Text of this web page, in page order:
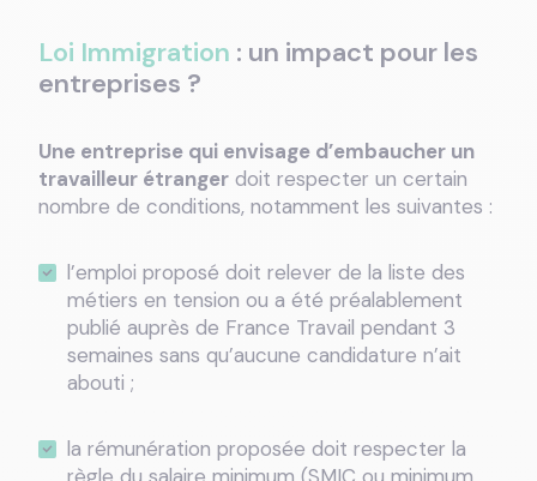
Loi Immigration : un impact pour les
entreprises ?
Une entreprise qui envisage d’embaucher un
travailleur étranger doit respecter un certain
nombre de conditions, notamment les suivantes :
l’emploi proposé doit relever de la liste des
métiers en tension ou a été préalablement
publié auprès de France Travail pendant 3
semaines sans qu’aucune candidature n’ait
abouti ;
la rémunération proposée doit respecter la